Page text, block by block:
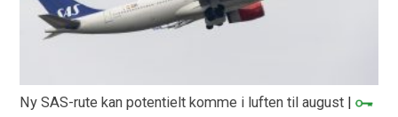
Ny SAS-rute kan potentielt komme i luften til august |